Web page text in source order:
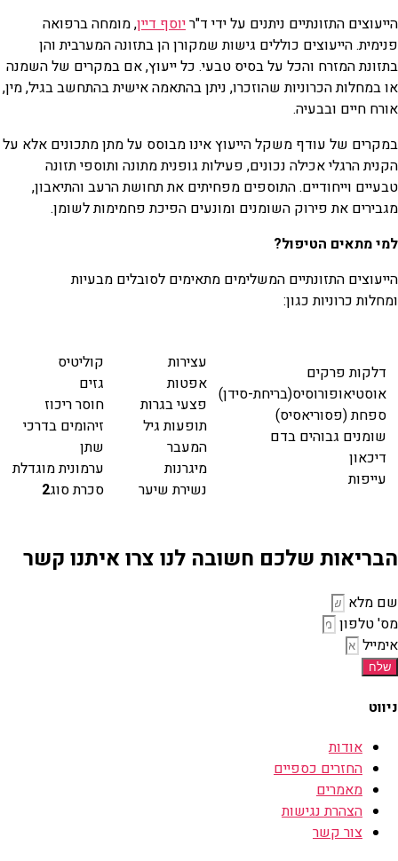
הייעוצים התזונתיים ניתנים על ידי ד"ריוסף דיין, מומחה ברפואה
פנימית. הייעוצים כוללים גישות שמקורן הן בתזונה המערבית והן
בתזונת המזרח והכל על בסיס טבעי. כל ייעוץ, אם במקרים של השמנה
או במחלות הכרוניות שהוזכרו, ניתן בהתאמה אישית בהתחשב בגיל, מין,
אורח חיים ובבעיה.
במקרים של עודף משקל הייעוץ אינו מבוסס על מתן מתכונים אלא על
הקנית הרגלי אכילה נכונים, פעילות גופנית מתונה ותוספי תזונה
טבעיים וייחודיים. התוספים מפחיתים את תחושת הרעב והתיאבון,
מגבירים את פירוק השומנים ומונעים הפיכת פחמימות לשומן.
למי מתאים הטיפול?
הייעוצים התזונתיים המשלימים מתאימים לסובלים מבעיות
ומחלות כרוניות כגון:
דלקות פרקים
אוסטיאופורוסיס(בריחת-סידן)
ספחת (פסוריאסיס)
שומנים גבוהים בדם
דיכאון
עייפות
עצירות
אפטות
פצעי בגרות
תופעות גיל
המעבר
מיגרנות
נשירת שיער
קוליטיס
גזים
חוסר ריכוז
זיהומים בדרכי
שתן
ערמונית מוגדלת
סכרת סוג2
הבריאות שלכם חשובה לנו צרו איתנו קשר
שם מלא
מס' טלפון
אימייל
שלח
ניווט
אודות
החזרים כספיים
מאמרים
הצהרת נגישות
צור קשר